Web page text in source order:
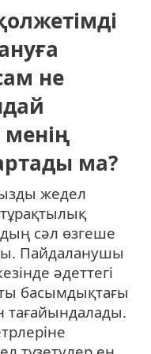
не
менің
ма?
жедел
тұрақтылық
сәл өзгеше
Пайдаланушы
әдеттегі
басымдықтағы
тағайындалады.